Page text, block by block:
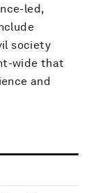
led,
society
wide that
and